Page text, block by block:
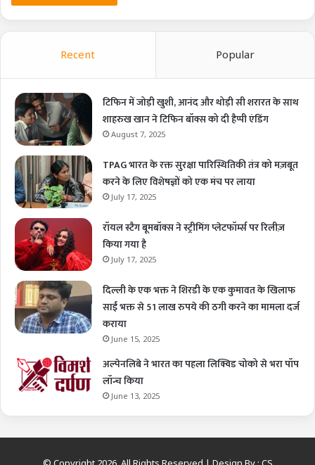
Recent Popular
टिफिन में जोड़ी खुशी, आनंद और थोड़ी सी शरारत के साथ
शाहरुख खान ने टिफिन बॉक्स को दी हैप्पी एंडिंग
August 7, 2025
TPAG भारत के रक्त सुरक्षा पारिस्थितिकी तंत्र को मज़बूत
करने के लिए विशेषज्ञों को एक मंच पर लाया
July 17, 2025
रॉयल स्टैग बूमबॉक्स ने स्ट्रीमिंग प्लेटफॉर्म्स पर रिलीज़
किया गया है
July 17, 2025
दिल्ली के एक भक्त ने शिरडी के एक कुमावत के खिलाफ
साईं भक्त से 51 लाख रुपये की ठगी करने का मामला दर्ज
कराया
June 15, 2025
अल्पेनलिबे ने भारत का पहला लिक्विड चोको से भरा पॉप
लॉन्च किया
June 13, 2025